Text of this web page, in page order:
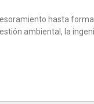
hasta
ambiental, la